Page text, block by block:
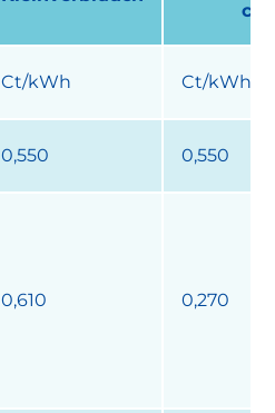
ch
Ct/kWh Ct/kWh
0,550 0,550
0,610 0,270